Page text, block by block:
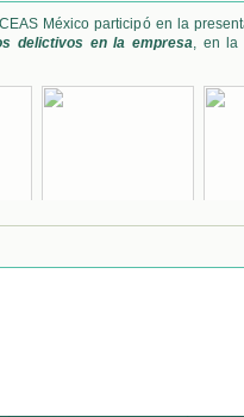
México participó en la
delictivos en la empresa, en la